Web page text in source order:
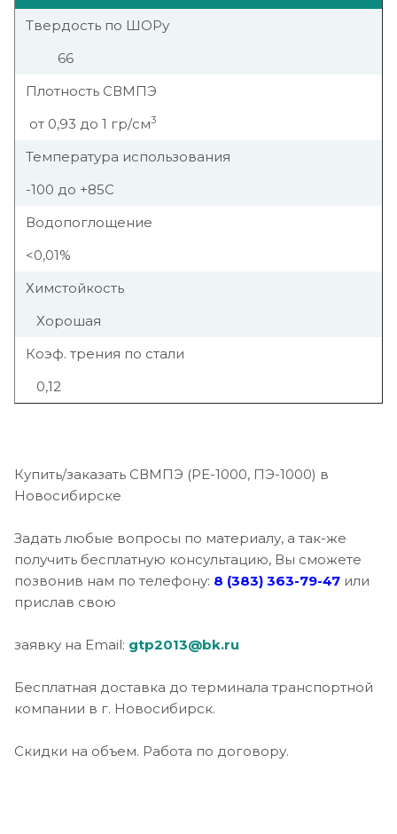
Твердость по ШОРу
66
Плотность СВМПЭ
от 0,93 до 1 гр/см3
Температура использования
-100 до +85С
Водопоглощение
<0,01%
Химстойкость
Хорошая
Коэф. трения по стали
0,12
Купить/заказать СВМПЭ (РЕ-1000, ПЭ-1000) в
Новосибирске
Задать любые вопросы по материалу, а так-же
получить бесплатную консультацию, Вы сможете
позвонив нам по телефону: 8 (383) 363-79-47 или
прислав свою
заявку на Email: gtp2013@bk.ru
Бесплатная доставка до терминала транспортной
компании в г. Новосибирск.
Скидки на объем. Работа по договору.